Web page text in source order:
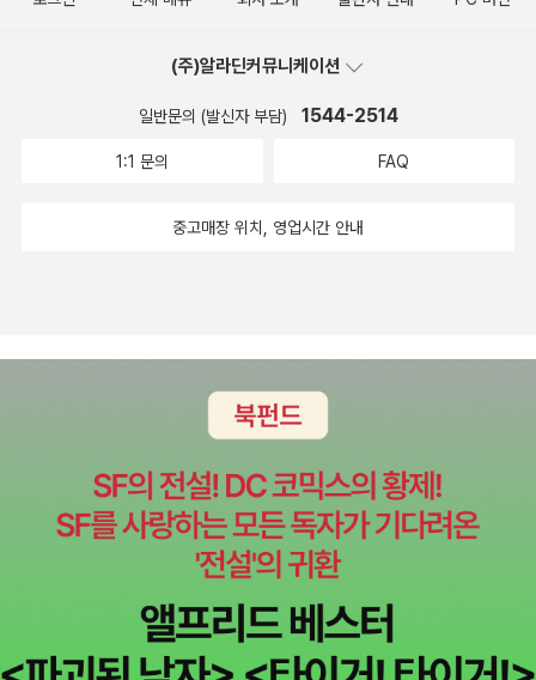
기관의 질병 등에 대해 미리 알고 대처하는 방법, 또는 발병 위험 신호
등을 9장(章)에 걸쳐 세밀하게 설명하고 해부학적으로 부연 설명한
다. 모두 예방과 치료에 필수적이기 때문이다. 1장 「운동기」에서는 몸
분이다. 어디에 통증을 느끼거나 불안정할 때, 또 그런 느낌을 받을 때
에 대해 다룬다. 3장은 「감각기」로서 눈·코·귀·입·촉각의 질병이다. 녹
내장과 난청, 후각 장애 등의 질병을 다루고 있다. 특히 통증의 매커니
즘과 감각기관의 질병을 모두 다룬다.4장에서는 「호흡기」를 다루며
기관지천식, 폐암, COPD(만성 폐쇄성 허파 질환)을 설명한다. 당연
히 신체 구조와 질병의 원인과 치료 등에 대해 설명한다. 5장 「순환기
·혈액」에서는 우리 몸속의 피와 심장 이상을 설명한다. 심근경색, 심
부전증, 부정맥과 동맥경화, 고혈압과 백혈병, 면역 알레르기, 순환기
와 혈액의 질병이 망라돼 있다. 6장은 「소화기」이다. 소화기 질병은
치아질병과 식도암, 위암, 간암 및 변비 등 소화기 계통의 질병을 다룬
다. 7장 「콩팥 ·비뇨기」, 8장 「내분비」, 9장 「생식기와 세포」를 각각
시작으로 <인체 영양학 교과서>, <인체 생리학 교과서> 등 인체 의
부학적 그림으로 자세히 알아보고, 질병의 원인, 증상 등을 쉽게 설명
해준다. 약 두달 전에 출간된 <인체 영양학 교과서>로 보누스의 인체
발생하는 다양한 영양소의 종류와 영양소와 인체 사이의 메커니즘을
명으로 실려있기 때문이다. ​​​​​질병을 해부학적으로 알고 싶을 때​이번 <
질병 구조 교과서>는 우리가 평소에 안아팠던 부위가 아프기 시작할
는 책이다. 대상 독자가 해부학, 의학 등 과학을 전공한 사람이 아닌,
불특정 다수의 일반인이므로 어딘가 아플 때마다 누구나 쉽게 찾아보
고 이해할 수 있다. 무언가 정보가 필요할 때에는 우리는 인터넷을 먼
저 들어가보곤 하는데, 인터넷은 정보가 너무나 많고, 많은 만큼 잘못
된 정보도 많기 때문에 잘 가려서 습득해야 한다. 게다가 필요한 정보
가 건강과 직결된다면 인터넷에 떠도는 정보를 선뜻 믿는 것은 위험
본이고 천천히 재활을 진행합니다. 완전 파열의 경우 수술을 하기도
설명이 되어 있어서 흥미로웠습니다. 운동기의 질병에 대하여 증상,
치료 등에 대하여도 설명이 되어 있습니다.자율신경실조증은 교감신
흡곤란, 두근거림, 가슴통증, 식욕부진, 위쳐짐, 피로감, 변비, 설사,
상이 나타납니다. 스트레스나 수면 부족 등 때문에 발생한 것으로 보
으로 보내는 관이며 콩팥잔과 콩팥깔때기처럼 소변의 생성과 성분 조
절에는 관여하지 않는다고 합니다. 요관에는 다소 좁아지는 부분이
세 곳이나 있는 데 각각 콩팥때기와 요관의 이행부, 온엉덩동맥과 교
차하는 부위, 방광 벽을 통과하는 부위이며 생리적 협착부라고 합니
다. 요관결석이 걸리기 쉬운 장소도 이곳이라 합니다.요관결석은 콩
팥깔때기 등에서 만들어진 결석이 요관에 쌓여 갑자기 극심한 통증이
생기는 질병입니다. 식생활의 편중에 의한 소변의 pH 문제, 질병으로
인해 누워만 있어서 일어나는 소변의 정체, 통풍, 요도감염, 수분 섭취
(주)알라딘커뮤니케이션
일반문의 (발신자 부담) 1544-2514
1:1 문의 FAQ
중고매장 위치, 영업시간 안내